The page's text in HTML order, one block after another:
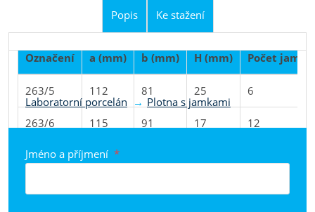
Popis
Označení a (mm) b (mm) H (mm) Počet jamek
263/5 112 81 25 6
263/6 115 91 17 12
Ke stažení
Produkt je zařazen do kategorií
Laboratorní porcelán Plotna s jamkami
Jméno a příjmení *